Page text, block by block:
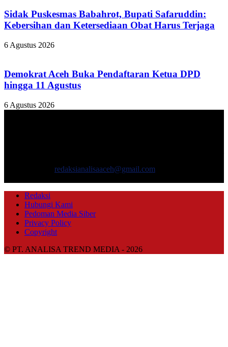
Sidak Puskesmas Babahrot, Bupati Safaruddin:
Kebersihan dan Ketersediaan Obat Harus Terjaga
6 Agustus 2026
Demokrat Aceh Buka Pendaftaran Ketua DPD
hingga 11 Agustus
6 Agustus 2026
redaksianalisaaceh@gmail.com
Redaksi
Hubungi Kami
Pedoman Media Siber
Privacy Policy
Copyright
© PT. ANALISA TREND MEDIA - 2026